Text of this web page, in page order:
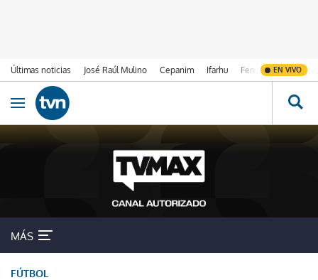
Últimas noticias José Raúl Mulino Cepanim Ifarhu Fenómeno de El
EN VIVO
Ir al contenido
Obrir navegació
MÁS
FÚTBOL